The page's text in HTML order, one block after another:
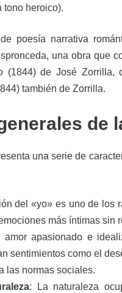
tono heroico).
poesía narrativa
una obra que
(1844) de José Zorrilla,
también de Zorrilla.
de
una serie de
del «yo» es uno de los
más íntimas sin
amor apasionado e
sentimientos como el
las normas sociales.
: La naturaleza